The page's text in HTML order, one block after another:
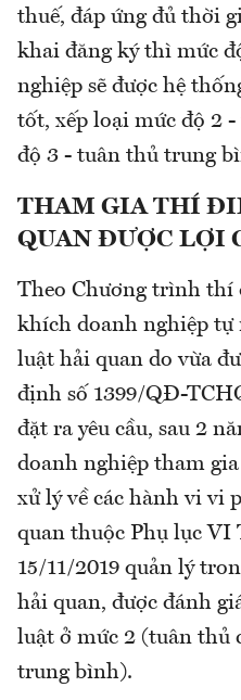
thuế, đáp ứng đủ thời
khai đăng ký thì mức
nghiệp sẽ được hệ
tốt, xếp loại mức độ 2
độ 3 - tuân thủ trung
THAM GIA THÍ
QUAN ĐƯỢC LỢI
Theo Chương trình thí
khích doanh nghiệp tự
luật hải quan do vừa
định số 1399/QĐ-
đặt ra yêu cầu, sau 2
doanh nghiệp tham
xử lý về các hành vi vi
quan thuộc Phụ lục VI
15/11/2019 quản lý
hải quan, được đánh
luật ở mức 2 (tuân thủ
trung bình).